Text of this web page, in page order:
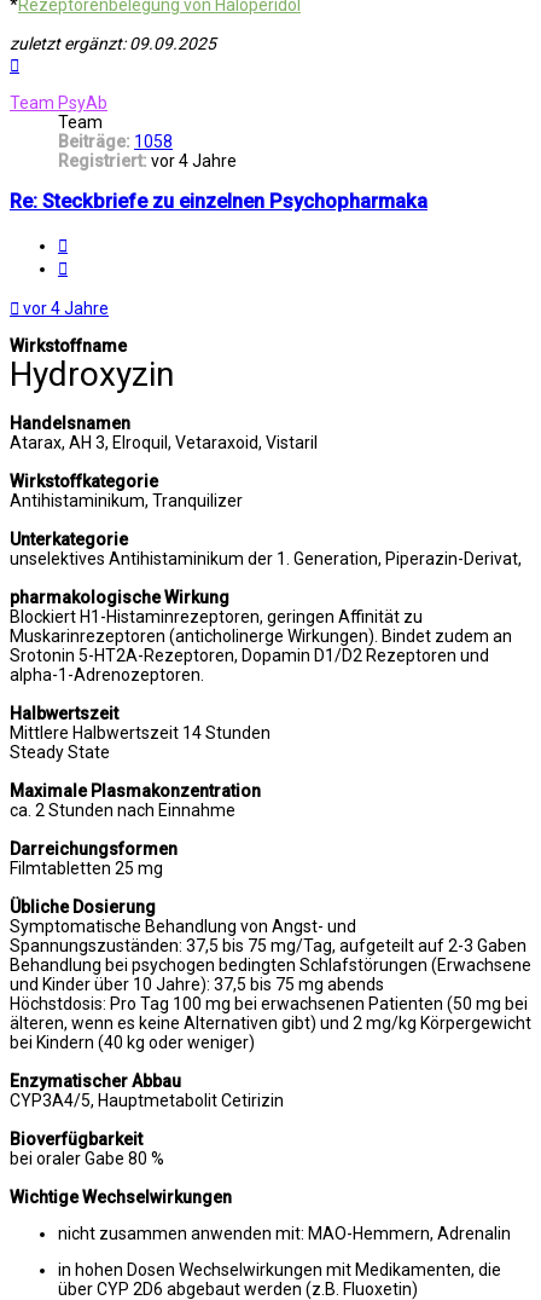
*Rezeptorenbelegung von Haloperidol
zuletzt ergänzt: 09.09.2025
Team PsyAb
Team
Beiträge: 1058
Registriert: vor 4 Jahre
Re: Steckbriefe zu einzelnen Psychopharmaka
vor 4 Jahre
Wirkstoffname
Hydroxyzin
Handelsnamen
Atarax, AH 3, Elroquil, Vetaraxoid, Vistaril
Wirkstoffkategorie
Antihistaminikum, Tranquilizer
Unterkategorie
unselektives Antihistaminikum der 1. Generation, Piperazin-Derivat,
pharmakologische Wirkung
Blockiert H1-Histaminrezeptoren, geringen Affinität zu
Muskarinrezeptoren (anticholinerge Wirkungen). Bindet zudem an
Srotonin 5-HT2A-Rezeptoren, Dopamin D1/D2 Rezeptoren und
alpha-1-Adrenozeptoren.
Halbwertszeit
Mittlere Halbwertszeit 14 Stunden
Steady State
Maximale Plasmakonzentration
ca. 2 Stunden nach Einnahme
Darreichungsformen
Filmtabletten 25 mg
Übliche Dosierung
Symptomatische Behandlung von Angst- und
Spannungszuständen: 37,5 bis 75 mg/Tag, aufgeteilt auf 2-3 Gaben
Behandlung bei psychogen bedingten Schlafstörungen (Erwachsene
und Kinder über 10 Jahre): 37,5 bis 75 mg abends
Höchstdosis: Pro Tag 100 mg bei erwachsenen Patienten (50 mg bei
älteren, wenn es keine Alternativen gibt) und 2 mg/kg Körpergewicht
bei Kindern (40 kg oder weniger)
Enzymatischer Abbau
CYP3A4/5, Hauptmetabolit Cetirizin
Bioverfügbarkeit
bei oraler Gabe 80 %
Wichtige Wechselwirkungen
nicht zusammen anwenden mit: MAO-Hemmern, Adrenalin
in hohen Dosen Wechselwirkungen mit Medikamenten, die
über CYP 2D6 abgebaut werden (z.B. Fluoxetin)